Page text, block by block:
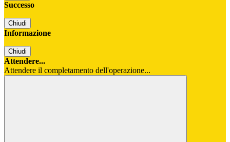
Successo
Chiudi
Informazione
Chiudi
Attendere...
Attendere il completamento dell'operazione...